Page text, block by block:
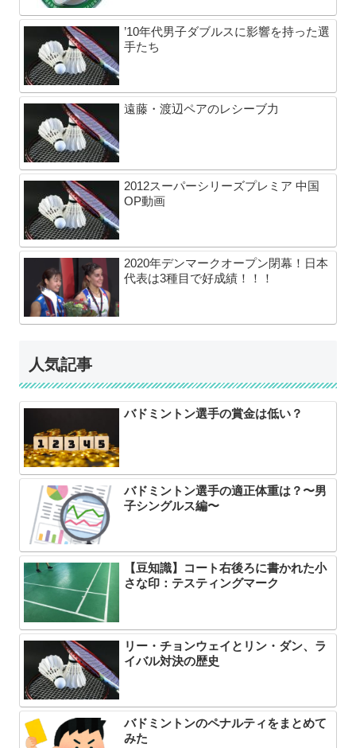
’10年代男子ダブルスに影響を持った選
手たち
遠藤・渡辺ペアのレシーブ力
2012スーパーシリーズプレミア 中国
OP動画
2020年デンマークオープン閉幕！日本
代表は3種目で好成績！！！
人気記事
バドミントン選手の賞金は低い？
バドミントン選手の適正体重は？〜男
子シングルス編〜
【豆知識】コート右後ろに書かれた小
さな印：テスティングマーク
リー・チョンウェイとリン・ダン、ラ
イバル対決の歴史
バドミントンのペナルティをまとめて
みた